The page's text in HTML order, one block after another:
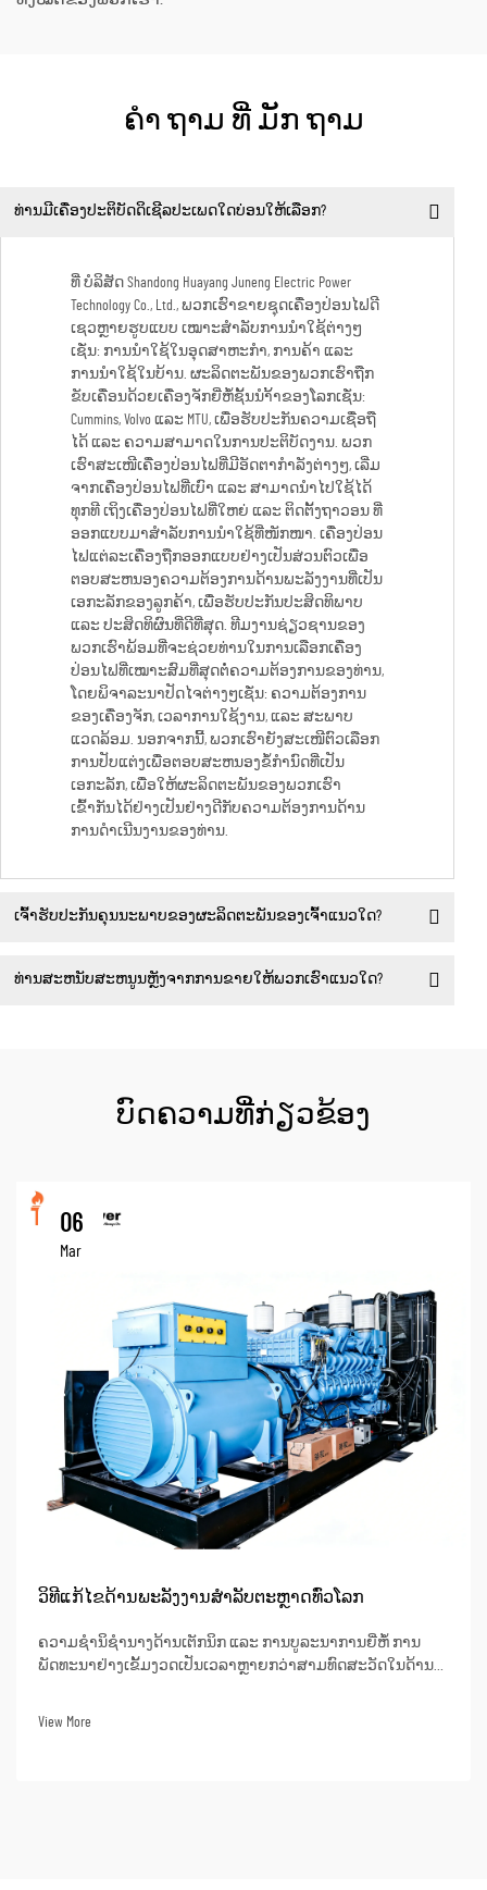
ຄໍາ ຖາມ ທີ່ ມັກ ຖາມ
ທ່ານມີເຄື່ອງປະຕິບັດດິເຊີລປະເພດໃດບ່ອນໃຫ້ເລືອກ?
ທີ່ ບໍລິສັດ Shandong Huayang Juneng Electric Power
Technology Co., Ltd., ພວກເຮົາຂາຍຊຸດເຄື່ອງປ່ອນໄຟດີ
ເຊວຫຼາຍຮູບແບບ ເໝາະສຳລັບການນຳໃຊ້ຕ່າງໆ
ເຊັ່ນ: ການນຳໃຊ້ໃນອຸດສາຫະກຳ, ການຄ້າ ແລະ
ການນຳໃຊ້ໃນບ້ານ. ຜະລິດຕະພັນຂອງພວກເຮົາຖືກ
ຂັບເຄື່ອນດ້ວຍເຄື່ອງຈັກຍີ່ຫໍ້ຊັ້ນນຳ້້າຂອງໂລກເຊັ່ນ:
Cummins, Volvo ແລະ MTU, ເພື່ອຮັບປະກັນຄວາມເຊື່ອຖື
ໄດ້ ແລະ ຄວາມສາມາດໃນການປະຕິບັດງານ. ພວກ
ເຮົາສະເໜີເຄື່ອງປ່ອນໄຟທີ່ມີອັດຕາກຳລັງຕ່າງໆ, ເລີ່ມ
ຈາກເຄື່ອງປ່ອນໄຟທີ່ເບົາ ແລະ ສາມາດນຳໄປໃຊ້ໄດ້
ທຸກທີ ເຖິງເຄື່ອງປ່ອນໄຟທີ່ໃຫຍ່ ແລະ ຕິດຕັ້ງຖາວອນ ທີ່
ອອກແບບມາສຳລັບການນຳໃຊ້ທີ່ໜັກໜາ. ເຄື່ອງປ່ອນ
ໄຟແຕ່ລະເຄື່ອງຖືກອອກແບບຢ່າງເປັນສ່ວນຕົວເພື່ອ
ຕອບສະຫນອງຄວາມຕ້ອງການດ້ານພະລັງງານທີ່ເປັນ
ເອກະລັກຂອງລູກຄ້າ, ເພື່ອຮັບປະກັນປະສິດທິພາບ
ແລະ ປະສິດທິຜົນທີ່ດີທີ່ສຸດ. ທີມງານຊ່ຽວຊານຂອງ
ພວກເຮົາພ້ອມທີ່ຈະຊ່ວຍທ່ານໃນການເລືອກເຄື່ອງ
ປ່ອນໄຟທີ່ເໝາະສົມທີ່ສຸດຕໍ່ຄວາມຕ້ອງການຂອງທ່ານ,
ໂດຍພິຈາລະນາປັດໄຈຕ່າງໆເຊັ່ນ: ຄວາມຕ້ອງການ
ຂອງເຄື່ອງຈັກ, ເວລາການໃຊ້ງານ, ແລະ ສະພາບ
ແວດລ້ອມ. ນອກຈາກນີ້, ພວກເຮົາຍັງສະເໜີຕົວເລືອກ
ການປັບແຕ່ງເພື່ອຕອບສະຫນອງຂໍ້ກຳນົດທີ່ເປັນ
ເອກະລັກ, ເພື່ອໃຫ້ຜະລິດຕະພັນຂອງພວກເຮົາ
ເຂົ້າກັນໄດ້ຢ່າງເປັນຢ່າງດີກັບຄວາມຕ້ອງການດ້ານ
ການດຳເນີນງານຂອງທ່ານ.
ເຈົ້າຮັບປະກັນຄຸນນະພາບຂອງຜະລິດຕະພັນຂອງເຈົ້າແນວໃດ?
ທ່ານສະຫນັບສະຫນູນຫຼັງຈາກການຂາຍໃຫ້ພວກເຮົາແນວໃດ?
ບົດຄວາມທີ່ກ່ຽວຂ້ອງ
06
Mar
ວິທີແກ້ໄຂດ້ານພະລັງງານສຳລັບຕະຫຼາດທົ່ວໂລກ
ຄວາມຊຳນິຊຳນາງດ້ານເຕັກນິກ ແລະ ການບູລະນາການຍີ່ຫໍ້ ການ
ພັດທະນາຢ່າງເຂັ້ມງວດເປັນເວລາຫຼາຍກວ່າສາມທົດສະວັດໃນດ້ານ
View More